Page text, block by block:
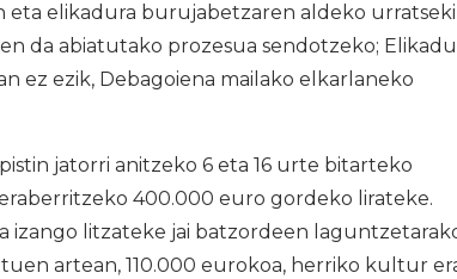
eta elikadura burujabetzaren aldeko
da abiatutako prozesua sendotzeko;
ez ezik, Debagoiena mailako elkarlaneko
jatorri anitzeko 6 eta 16 urte bitarteko
400.000 euro gordeko lirateke.
izango litzateke jai batzordeen
artean, 110.000 eurokoa, herriko kultur